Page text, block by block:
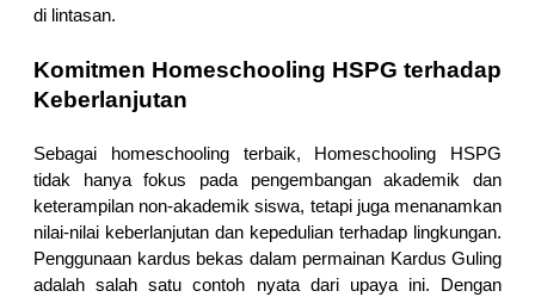
di lintasan.
Komitmen Homeschooling HSPG terhadap
Keberlanjutan
Sebagai homeschooling terbaik, Homeschooling HSPG
tidak hanya fokus pada pengembangan akademik dan
keterampilan non-akademik siswa, tetapi juga menanamkan
nilai-nilai keberlanjutan dan kepedulian terhadap lingkungan.
Penggunaan kardus bekas dalam permainan Kardus Guling
adalah salah satu contoh nyata dari upaya ini. Dengan